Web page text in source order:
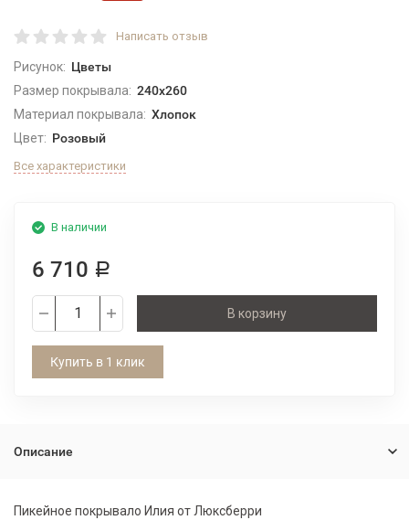
Написать отзыв
Рисунок: Цветы
Размер покрывала: 240x260
Материал покрывала: Хлопок
Цвет: Розовый
Все характеристики
В наличии
6 710 Р
В корзину
Купить в 1 клик
Описание
Пикейное покрывало Илия от Люксберри